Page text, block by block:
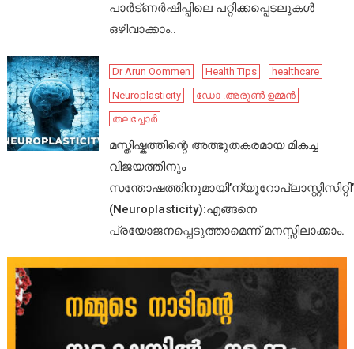
പാർട്ണർഷിപ്പിലെ പറ്റിക്കപ്പെടലുകൾ
ഒഴിവാക്കാം..
Dr Arun Oommen Health Tips
healthcare
Neuroplasticity
ഡോ .അരുൺ ഉമ്മൻ
തലച്ചോർ
മസ്തിഷ്കത്തിന്റെ അത്ഭുതകരമായ മികച്ച
വിജയത്തിനും
സന്തോഷത്തിനുമായി’ന്യൂറോപ്ലാസ്റ്റിസിറ്റി’
(Neuroplasticity):എങ്ങനെ
പ്രയോജനപ്പെടുത്താമെന്ന് മനസ്സിലാക്കാം.